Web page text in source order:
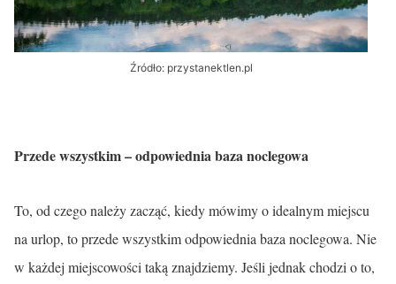
Źródło: przystanektlen.pl
Przede wszystkim – odpowiednia baza noclegowa
To, od czego należy zacząć, kiedy mówimy o idealnym miejscu
na urlop, to przede wszystkim odpowiednia baza noclegowa. Nie
w każdej miejscowości taką znajdziemy. Jeśli jednak chodzi o to,